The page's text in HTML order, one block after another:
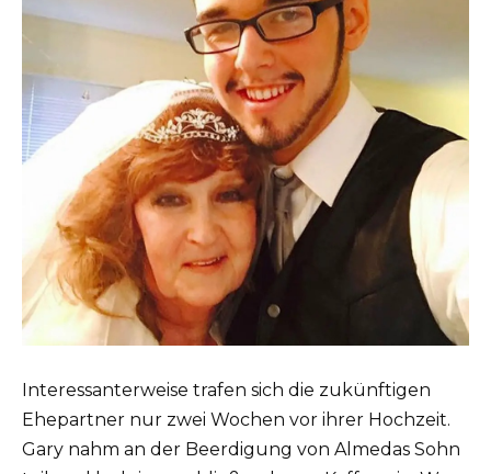
Interessanterweise trafen sich die zukünftigen
Ehepartner nur zwei Wochen vor ihrer Hochzeit.
Gary nahm an der Beerdigung von Almedas Sohn